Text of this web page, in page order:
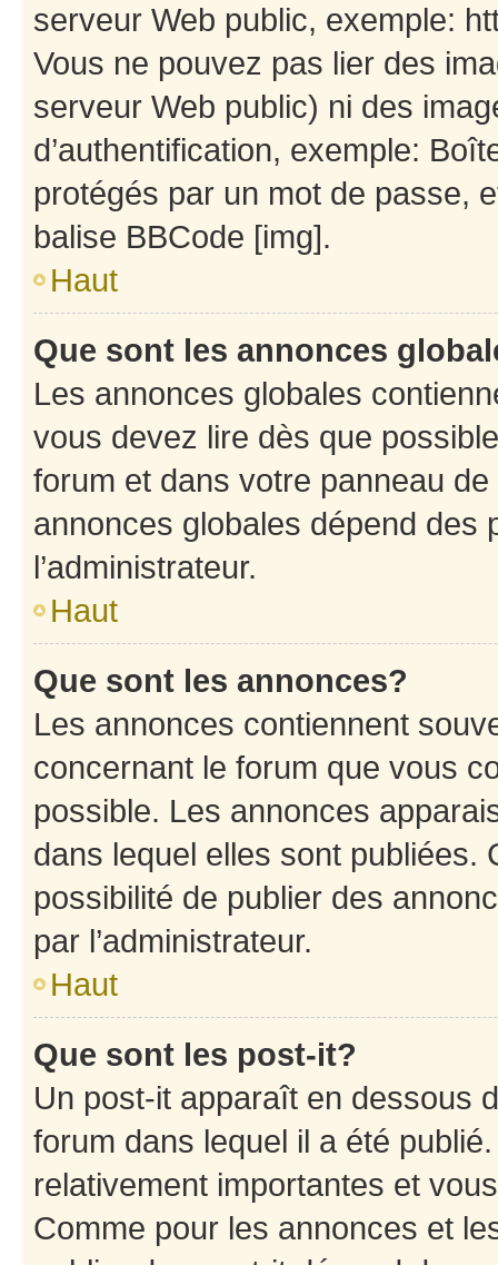
serveur Web public, exemple:
Vous ne pouvez pas lier des
serveur Web public) ni des
d’authentification, exemple:
protégés par un mot de passe,
balise BBCode [img].
Haut
Que sont les annonces
Les annonces globales
vous devez lire dès que
forum et dans votre panneau
annonces globales dépend des
l’administrateur.
Haut
Que sont les annonces?
Les annonces contiennent
concernant le forum que vous
possible. Les annonces
dans lequel elles sont publiées.
possibilité de publier des
par l’administrateur.
Haut
Que sont les post-it?
Un post-it apparaît en dessous
forum dans lequel il a été
relativement importantes et
Comme pour les annonces et